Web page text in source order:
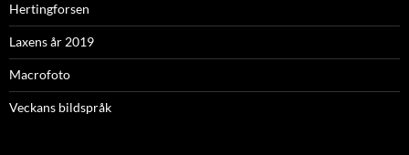
Hertingforsen
Laxens år 2019
Macrofoto
Veckans bildspråk